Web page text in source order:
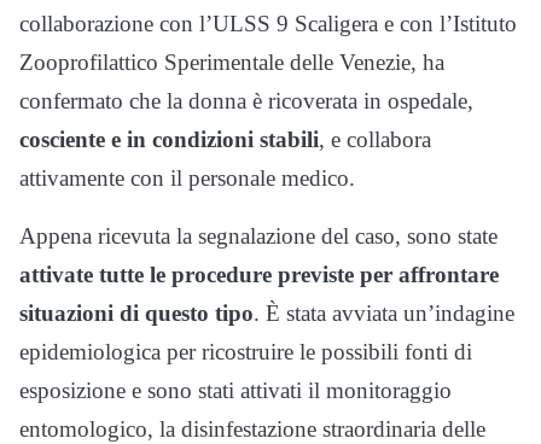
collaborazione con l’ULSS 9 Scaligera e con l’Istituto
Zooprofilattico Sperimentale delle Venezie, ha
confermato che la donna è ricoverata in ospedale,
cosciente e in condizioni stabili, e collabora
attivamente con il personale medico.
Appena ricevuta la segnalazione del caso, sono state
attivate tutte le procedure previste per affrontare
situazioni di questo tipo. È stata avviata un’indagine
epidemiologica per ricostruire le possibili fonti di
esposizione e sono stati attivati il monitoraggio
entomologico, la disinfestazione straordinaria delle